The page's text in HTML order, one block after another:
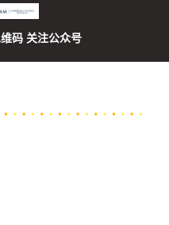
码 关注公众号